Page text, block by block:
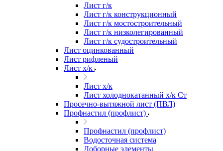
Лист г/к
Лист г/к конструкционный
Лист г/к мостостроительный
Лист г/к низколегированный
Лист г/к судостроительный
Лист оцинкованный
Лист рифленый
Лист х/к
Лист х/к
Лист холоднокатанный х/к Ст
Просечно-вытяжной лист (ПВЛ)
Профнастил (профлист)
Профнастил (профлист)
Водосточная система
Доборные элементы